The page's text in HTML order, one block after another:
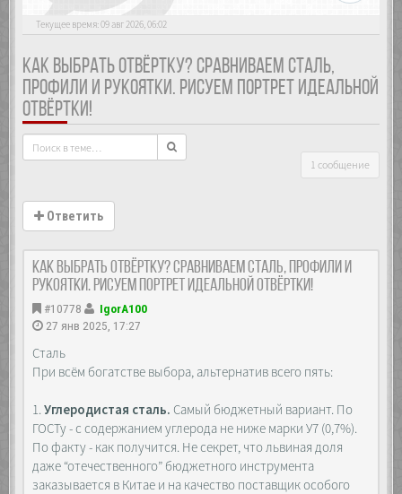
Текущее время: 09 авг 2026, 06:02
КАК ВЫБРАТЬ ОТВЁРТКУ? СРАВНИВАЕМ СТАЛЬ,
ПРОФИЛИ И РУКОЯТКИ. РИСУЕМ ПОРТРЕТ ИДЕАЛЬНОЙ
ОТВЁРТКИ!
1 сообщение
Ответить
Как выбрать отвёртку? Сравниваем сталь, профили и
рукоятки. Рисуем портрет идеальной отвёртки!
#10778
IgorA100
27 янв 2025, 17:27
Сталь
При всём богатстве выбора, альтернатив всего пять:
1.Углеродистая сталь. Самый бюджетный вариант. По
ГОСТу - с содержанием углерода не ниже марки У7 (0,7%).
По факту - как получится. Не секрет, что львиная доля
даже “отечественного” бюджетного инструмента
заказывается в Китае и на качество поставщик особого